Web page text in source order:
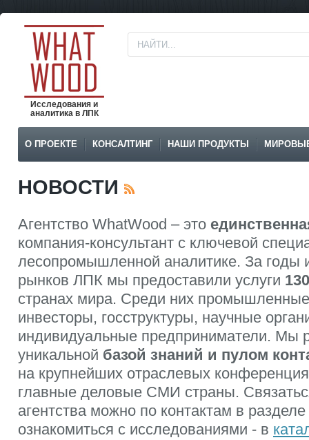
Исследования и
аналитика в ЛПК
О ПРОЕКТЕ КОНСАЛТИНГ НАШИ ПРОДУКТЫ
НОВОСТИ
Агентство WhatWood – это
компания-консультант с ключевой
лесопромышленной аналитике. За годы
рынков ЛПК мы предоставили услуги 130
странах мира. Среди них
инвесторы, госструктуры, научные
индивидуальные предприниматели. Мы
уникальной базой знаний и пулом
на крупнейших отраслевых
главные деловые СМИ страны.
агентства можно по контактам в разделе
ознакомиться с исследованиями - в